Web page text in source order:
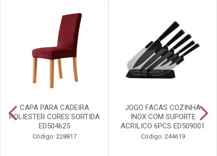
CAPA PARA CADEIRA
POLIESTER CORES SORTIDA
ED504625
Código: 228817
JOGO FACAS COZINHA
INOX COM SUPORTE
ACRILICO 6PCS ED509001
Código: 244619